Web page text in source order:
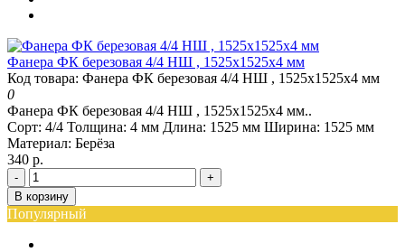
Фанера ФК березовая 4/4 НШ , 1525х1525х4 мм
Код товара: Фанера ФК березовая 4/4 НШ , 1525х1525х4 мм
0
Фанера ФК березовая 4/4 НШ , 1525х1525х4 мм..
Сорт: 4/4 Толщина: 4 мм Длина: 1525 мм Ширина: 1525 мм
Материал: Берёза
340 р.
-
+
В корзину
Популярный